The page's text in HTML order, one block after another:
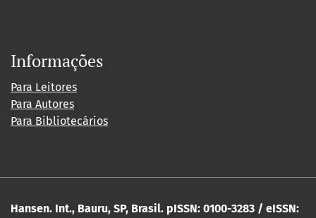
Informações
Para Leitores
Para Autores
Para Bibliotecários
Hansen. Int., Bauru, SP, Brasil. pISSN: 0100-3283 / eISSN: